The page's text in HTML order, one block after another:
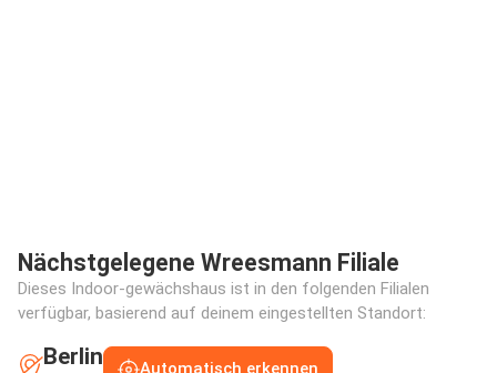
Nächstgelegene Wreesmann Filiale
Dieses Indoor-gewächshaus ist in den folgenden Filialen
verfügbar, basierend auf deinem eingestellten Standort:
Berlin Automatisch erkennen